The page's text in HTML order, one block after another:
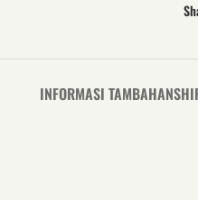
INFORMASI TAMBAHAN